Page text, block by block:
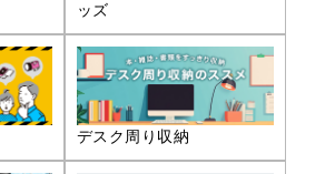
ッズ
デスク周り収納